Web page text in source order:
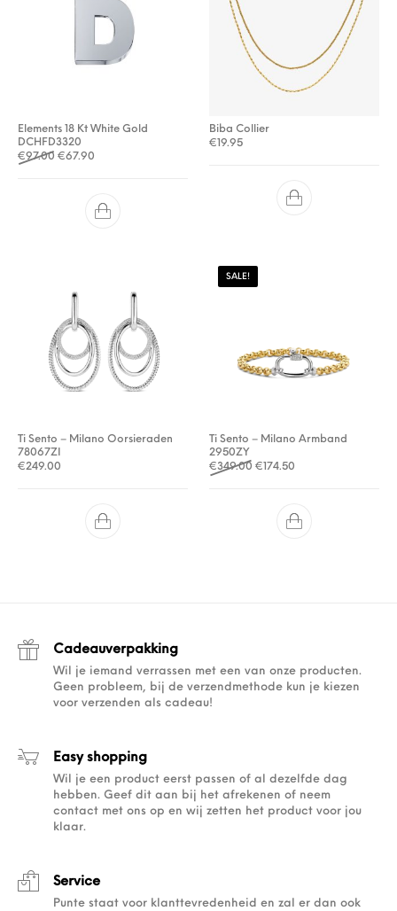
Elements 18 Kt White Gold
DCHFD3320
€97.00 Oorspronkelijke prijs was: €97.00.
€67.90
Biba Collier
€19.95
Ti Sento – Milano Oorsieraden
78067ZI
€249.00
SALE!
Ti Sento – Milano Armband
2950ZY
€349.00 Oorspronkelijke prijs was:
€ 174.50
Cadeauverpakking
Wil je iemand verrassen met een van onze producten.
Geen probleem, bij de verzendmethode kun je kiezen
voor verzenden als cadeau!
Easy shopping
Wil je een product eerst passen of al dezelfde dag
hebben. Geef dit aan bij het afrekenen of neem
contact met ons op en wij zetten het product voor jou
klaar.
Service
Punte staat voor klanttevredenheid en zal er dan ook